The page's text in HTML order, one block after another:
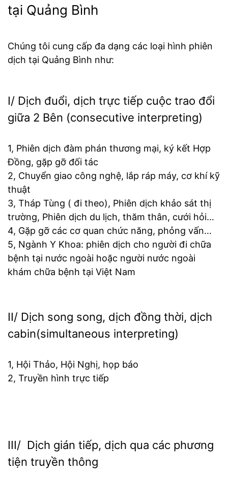
tại Quảng Bình
Chúng tôi cung cấp đa dạng các loại hình phiên
dịch tại Quảng Bình như:
I/ Dịch đuổi, dịch trực tiếp cuộc trao đổi
giữa 2 Bên (consecutive interpreting)
1, Phiên dịch đàm phán thương mại, ký kết Hợp
Đồng, gặp gỡ đối tác
2, Chuyển giao công nghệ, lắp ráp máy, cơ khí kỹ
thuật
3, Tháp Tùng ( đi theo), Phiên dịch khảo sát thị
trường, Phiên dịch du lịch, thăm thân, cưới hỏi…
4, Gặp gỡ các cơ quan chức năng, phỏng vấn…
5, Ngành Y Khoa: phiên dịch cho người đi chữa
bệnh tại nước ngoài hoặc người nước ngoài
khám chữa bệnh tại Việt Nam
II/ Dịch song song, dịch đồng thời, dịch
cabin(simultaneous interpreting)
1, Hội Thảo, Hội Nghị, họp báo
2, Truyền hình trực tiếp
III/ Dịch gián tiếp, dịch qua các phương
tiện truyền thông